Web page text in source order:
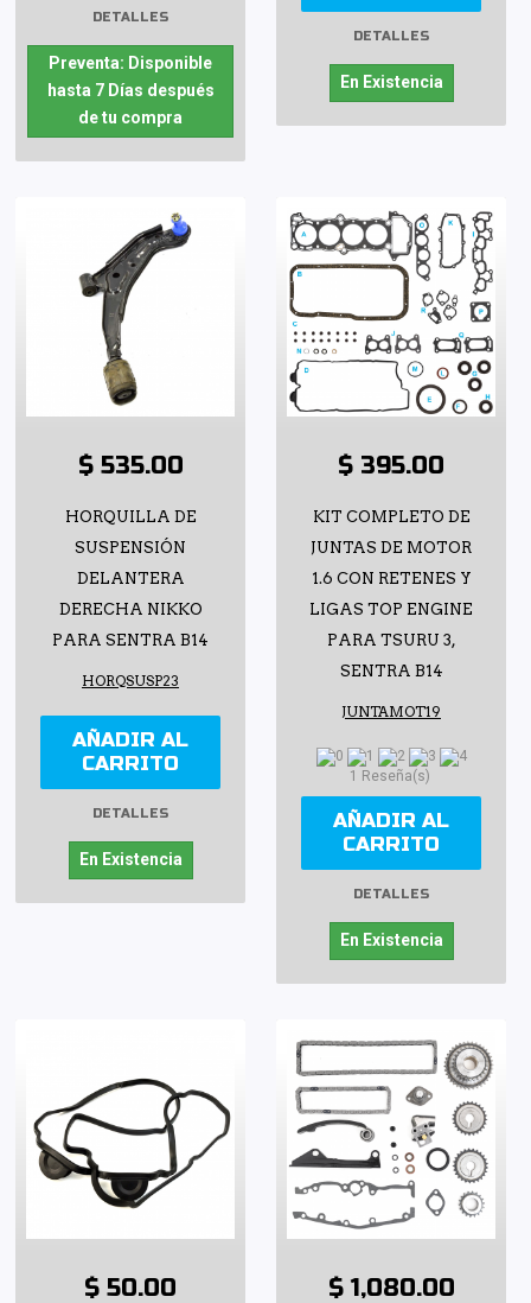
DETALLES
Preventa: Disponible
hasta 7 Días después
de tu compra
DETALLES
En Existencia
$ 535.00
HORQUILLA DE
SUSPENSIÓN
DELANTERA
DERECHA NIKKO
PARA SENTRA B14
HORQSUSP23
AÑADIR AL
CARRITO
DETALLES
En Existencia
$ 395.00
KIT COMPLETO DE
JUNTAS DE MOTOR
1.6 CON RETENES Y
LIGAS TOP ENGINE
PARA TSURU 3,
SENTRA B14
JUNTAMOT19
1 Reseña(s)
AÑADIR AL
CARRITO
DETALLES
En Existencia
$ 50.00 $ 1,080.00